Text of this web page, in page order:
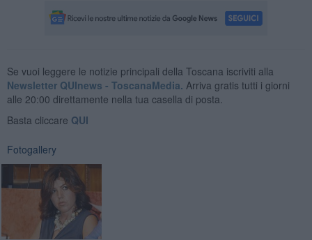
Se vuoi leggere le notizie principali della Toscana iscriviti alla
Newsletter QUInews - ToscanaMedia. Arriva gratis tutti i giorni
alle 20:00 direttamente nella tua casella di posta.
Basta cliccare QUI
Fotogallery